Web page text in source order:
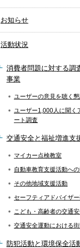
お知らせ
活動状況
消費者問題に対する調
事業
ユーザーの意見を聴く
ユーザー1,000人に聞く
ート調査
交通安全と福祉増進支
マイカー点検教室
自動車教育支援活動へ
その他地域支援活動
セーフティアドバイザ
こども・高齢者の交通
交通安全運動における
防犯活動と環境保全活